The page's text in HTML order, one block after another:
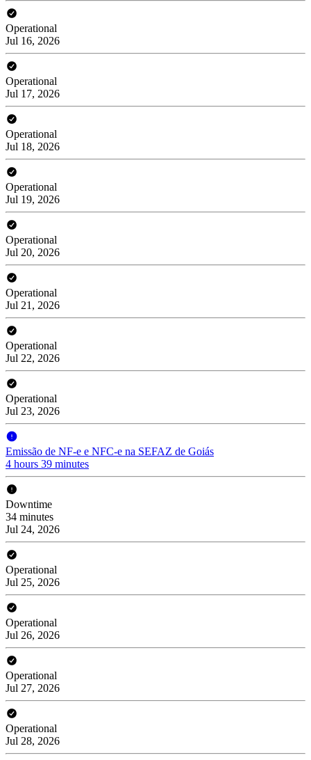
Operational
Jul 16, 2026
Operational
Jul 17, 2026
Operational
Jul 18, 2026
Operational
Jul 19, 2026
Operational
Jul 20, 2026
Operational
Jul 21, 2026
Operational
Jul 22, 2026
Operational
Jul 23, 2026
Emissão de NF-e e NFC-e na SEFAZ de Goiás
4 hours 39 minutes
Downtime
34 minutes
Jul 24, 2026
Operational
Jul 25, 2026
Operational
Jul 26, 2026
Operational
Jul 27, 2026
Operational
Jul 28, 2026